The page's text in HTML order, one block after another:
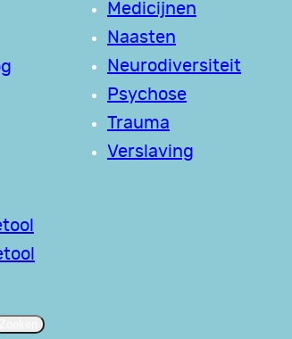
Medicijnen
Naasten
Neurodiversiteit
Psychose
Trauma
Verslaving